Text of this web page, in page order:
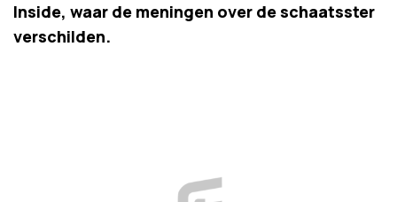
Inside, waar de meningen over de schaatsster
verschilden.